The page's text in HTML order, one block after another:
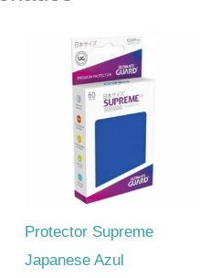
Protector Supreme
Japanese Azul